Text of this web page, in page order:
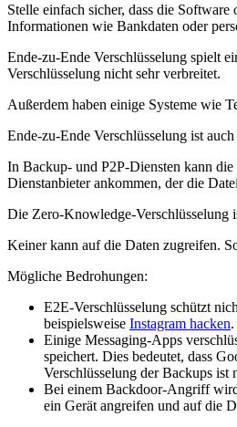
Stelle einfach sicher, dass die
Informationen wie Bankdaten oder
Ende-zu-Ende Verschlüsselung spielt
Verschlüsselung nicht sehr verbreitet.
Außerdem haben einige Systeme wie
Ende-zu-Ende Verschlüsselung ist
In Backup- und P2P-Diensten kann
Dienstanbieter ankommen, der die
Die Zero-Knowledge-Verschlüsselung
Keiner kann auf die Daten zugreifen.
Mögliche Bedrohungen:
E2E-Verschlüsselung schützt
beispielsweise Instagram hacken
Einige Messaging-Apps
speichert. Dies bedeutet, dass
Verschlüsselung der Backups ist
Bei einem Backdoor-Angriff wird
ein Gerät angreifen und auf die